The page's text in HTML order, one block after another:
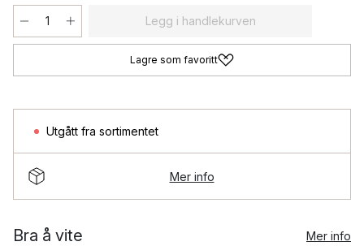
Legg i handlekurven
Lagre som favoritt
Utgått fra sortimentet
Mer info
Bra å vite Mer info